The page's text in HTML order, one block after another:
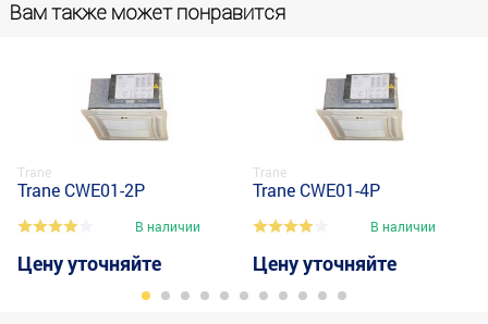
Вам также может понравится
Trane
Trane CWE01-2P
В наличии
Цену уточняйте
Trane
Trane CWE01-4P
В наличии
Цену уточняйте